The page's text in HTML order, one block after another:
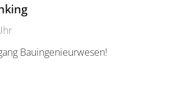
Bauingenieurwesen!